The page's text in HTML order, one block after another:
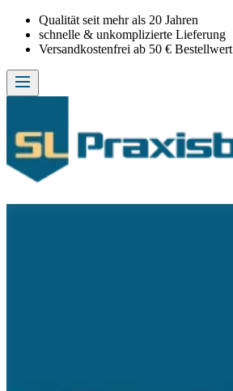
Qualität seit mehr als 20 Jahren
schnelle & unkomplizierte Lieferung
Versandkostenfrei ab 50 € Bestellwert